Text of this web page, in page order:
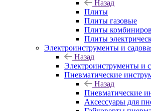
Назад
Плиты
Плиты газовые
Плиты
Плиты
Электроинструменты и
Назад
Электроинструменты и
Пневматические
Назад
Пневматические
Аксессуары для